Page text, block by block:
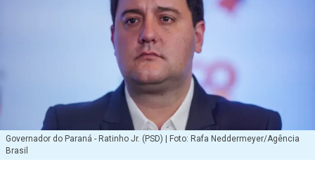
Governador do Paraná - Ratinho Jr. (PSD) | Foto: Rafa Neddermeyer/Agência
Brasil